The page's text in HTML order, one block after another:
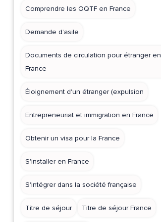
Comprendre les OQTF en France
Demande d'asile
Documents de circulation pour étranger en
France
Éloignement d'un étranger (expulsion
Entrepreneuriat et immigration en France
Obtenir un visa pour la France
S'installer en France
S'intégrer dans la société française
Titre de séjour Titre de séjour France